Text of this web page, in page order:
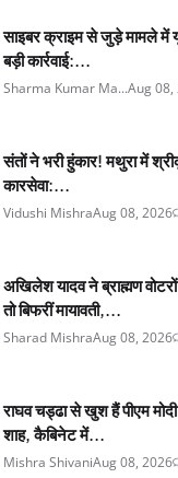
साइबर क्राइम से जुड़े मामले में
बड़ी कार्रवाई:...
Sharma Kumar Ma...Aug 08,
संतों ने भरी हुंकार! मथुरा में
कारसेवा:...
Vidushi MishraAug 08, 2026
अखिलेश यादव ने ब्राह्मण
तो बिफरीं मायावती,...
Sharad MishraAug 08, 2026
राघव चड्ढा से खुश हैं पीएम
शाह, कैबिनेट में...
Mishra ShivaniAug 08, 2026